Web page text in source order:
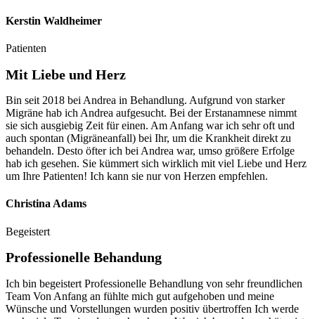
Kerstin Waldheimer
Patienten
Mit Liebe und Herz
Bin seit 2018 bei Andrea in Behandlung. Aufgrund von starker
Migräne hab ich Andrea aufgesucht. Bei der Erstanamnese nimmt
sie sich ausgiebig Zeit für einen. Am Anfang war ich sehr oft und
auch spontan (Migräneanfall) bei Ihr, um die Krankheit direkt zu
behandeln. Desto öfter ich bei Andrea war, umso größere Erfolge
hab ich gesehen. Sie kümmert sich wirklich mit viel Liebe und Herz
um Ihre Patienten! Ich kann sie nur von Herzen empfehlen.
Christina Adams
Begeistert
Professionelle Behandung
Ich bin begeistert Professionelle Behandlung von sehr freundlichen
Team Von Anfang an fühlte mich gut aufgehoben und meine
Wünsche und Vorstellungen wurden positiv übertroffen Ich werde